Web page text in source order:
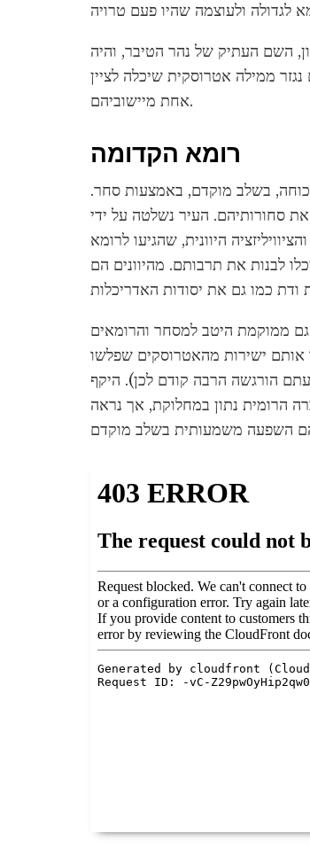
השם העתיק של נהר הטיבר, והיה
ממילה אטרוסקית שיכלה לציין
אחת מיישוביהם.
רומא הקדומה
בשלב מוקדם, באמצעות סחר.
סחורותיהם. העיר נשלטה על ידי
היוונית, שהגיעו לרומא
לבנות את תרבותם. מהיוונים הם
גם ממוקמת היטב למסחר והרומאים
ישירות מהאטרוסקים שפלשו
הספירה (אם כי השפעתם הורגשה הרבה קודם לכן). היקף
הרומית נתון במחלוקת, אך נראה